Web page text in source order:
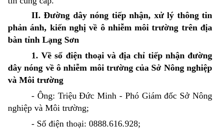
II. Đường dây nóng tiếp nhận, xử lý thông tin
phản ánh, kiến nghị về ô nhiễm môi trường trên địa
bàn tỉnh Lạng Sơn
1. Về số điện thoại và địa chỉ tiếp nhận đường
dây nóng về ô nhiễm môi trường của Sở Nông nghiệp
và Môi trường
- Ông: Triệu Đức Minh - Phó Giám đốc Sở Nông
nghiệp và Môi trường;
- Số điện thoại: 0888.616.928;